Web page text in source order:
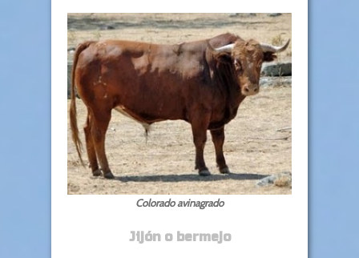
Colorado avinagrado
Jijón o bermejo